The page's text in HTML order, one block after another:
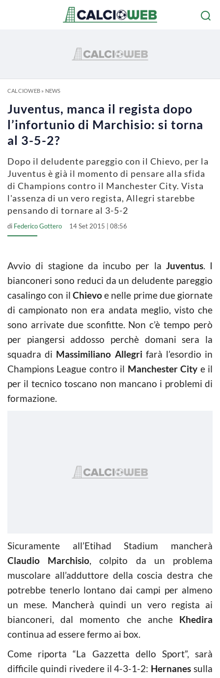
CALCIOWEB» NEWS
Juventus, manca il regista dopo
l’infortunio di Marchisio: si torna
al 3-5-2?
Dopo il deludente pareggio con il Chievo, per la
Juventus è già il momento di pensare alla sfida
di Champions contro il Manchester City. Vista
l'assenza di un vero regista, Allegri starebbe
pensando di tornare al 3-5-2
di Federico Gottero 14 Set 2015 | 08:56
Avvio di stagione da incubo per la Juventus. I
bianconeri sono reduci da un deludente pareggio
casalingo con il Chievoe nelle prime due giornate
di campionato non era andata meglio, visto che
sono arrivate due sconfitte. Non c’è tempo però
per piangersi addosso perchè domani sera la
squadra di Massimiliano Allegri farà l’esordio in
Champions League contro il Manchester City e il
per il tecnico toscano non mancano i problemi di
formazione.
Sicuramente all’Etihad Stadium mancherà
Claudio Marchisio, colpito da un problema
muscolare all’adduttore della coscia destra che
potrebbe tenerlo lontano dai campi per almeno
un mese. Mancherà quindi un vero regista ai
bianconeri, dal momento che anche Khedira
continua ad essere fermo ai box.
Come riporta “La Gazzetta dello Sport”, sarà
difficile quindi rivedere il 4-3-1-2: Hernanes sulla